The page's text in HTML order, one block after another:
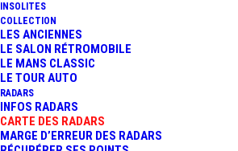
INSOLITES
COLLECTION
LES ANCIENNES
LE SALON RÉTROMOBILE
LE MANS CLASSIC
LE TOUR AUTO
RADARS
INFOS RADARS
CARTE DES RADARS
MARGE D’ERREUR DES RADARS
Avenue De
l’Impératrice